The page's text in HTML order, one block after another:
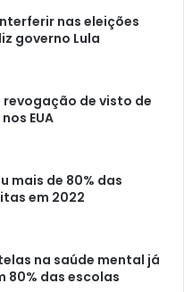
nas eleições
governo Lula
revogação de visto de
EUA
mais de 80% das
em 2022
na saúde mental já
80% das escolas